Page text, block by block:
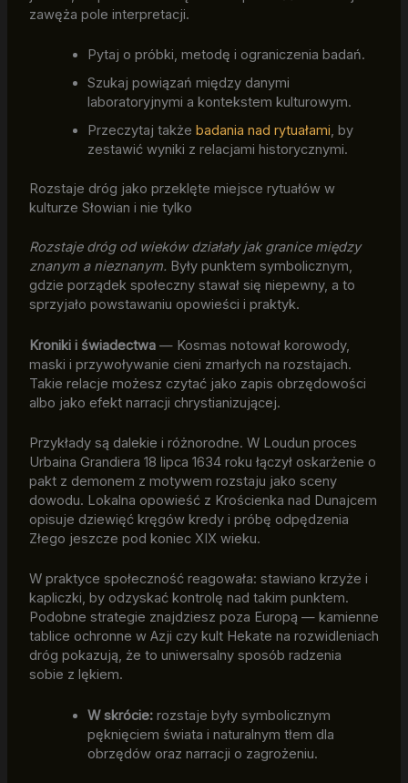
zawęża pole interpretacji.
Pytaj o próbki, metodę i ograniczenia badań.
Szukaj powiązań między danymi
laboratoryjnymi a kontekstem kulturowym.
Przeczytaj także badania nad rytuałami, by
zestawić wyniki z relacjami historycznymi.
Rozstaje dróg jako przeklęte miejsce rytuałów w
kulturze Słowian i nie tylko
Rozstaje dróg od wieków działały jak granice między
znanym a nieznanym. Były punktem symbolicznym,
gdzie porządek społeczny stawał się niepewny, a to
sprzyjało powstawaniu opowieści i praktyk.
Kroniki i świadectwa— Kosmas notował korowody,
maski i przywoływanie cieni zmarłych na rozstajach.
Takie relacje możesz czytać jako zapis obrzędowości
albo jako efekt narracji chrystianizującej.
Przykłady są dalekie i różnorodne. W Loudun proces
Urbaina Grandiera 18 lipca 1634 roku łączył oskarżenie o
pakt z demonem z motywem rozstaju jako sceny
dowodu. Lokalna opowieść z Krościenka nad Dunajcem
opisuje dziewięć kręgów kredy i próbę odpędzenia
Złego jeszcze pod koniec XIX wieku.
W praktyce społeczność reagowała: stawiano krzyże i
kapliczki, by odzyskać kontrolę nad takim punktem.
Podobne strategie znajdziesz poza Europą — kamienne
tablice ochronne w Azji czy kult Hekate na rozwidleniach
dróg pokazują, że to uniwersalny sposób radzenia
sobie z lękiem.
W skrócie:rozstaje były symbolicznym
pęknięciem świata i naturalnym tłem dla
obrzędów oraz narracji o zagrożeniu.